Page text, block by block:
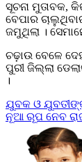
ସୂଚନା ମୁତାବକ,
ବେପାର
ଜମୁଥିଲା ।
ଚଢ଼ାଉ ବେଳେ
ପୁରୀ ଜିଲ୍ଲା
।
Post
navigation
ଯୁବକ ଓ
ନୂଆ ରୂପ ନେବ